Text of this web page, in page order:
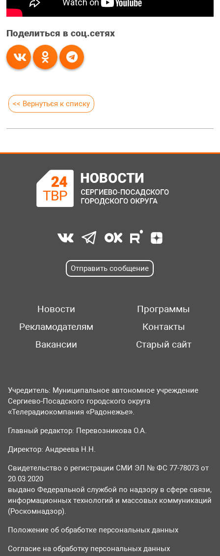
Поделиться в соц.сетях
<< Вернуться к списку
Отправить сообщение
Новости
Программы
Рекламодателям
Контакты
Вакансии
Старый сайт
Учредитель: Муниципальное автономное учреждение
Сергиево-Посадского городского округа
«Телерадиокомпания «Радонежье».
Главный редактор: Перевозникова О.А.
Директор: Андреева Н.Н.
Свидетельство о регистрации СМИ ЭЛ № ФС 77-78073 от
20.03.2020
выдано Федеральной службой по надзору в сфере связи,
информационных технологий и массовых коммуникаций
(Роскомнадзор).
Положение об обработке персональных данных
Согласие на обработку персональных данных